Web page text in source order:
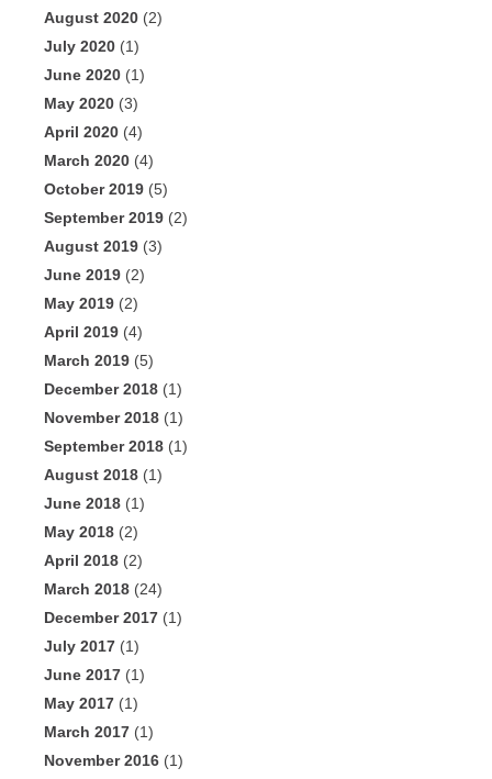
August 2020 (2)
July 2020 (1)
June 2020 (1)
May 2020 (3)
April 2020 (4)
March 2020 (4)
October 2019 (5)
September 2019 (2)
August 2019 (3)
June 2019 (2)
May 2019 (2)
April 2019 (4)
March 2019 (5)
December 2018 (1)
November 2018 (1)
September 2018 (1)
August 2018 (1)
June 2018 (1)
May 2018 (2)
April 2018 (2)
March 2018 (24)
December 2017 (1)
July 2017 (1)
June 2017 (1)
May 2017 (1)
March 2017 (1)
November 2016 (1)